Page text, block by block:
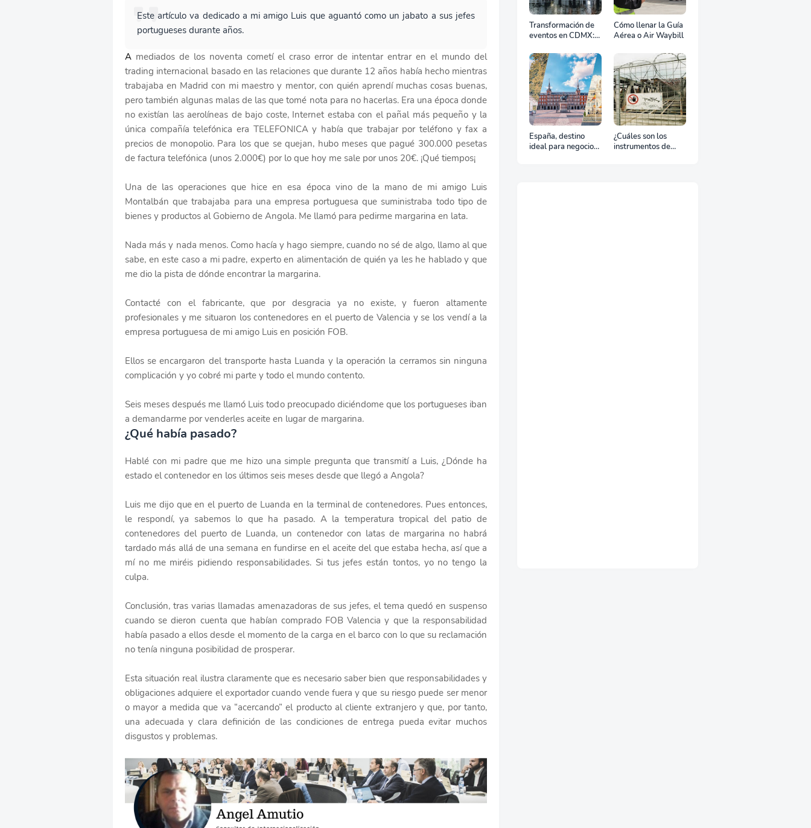
Este artículo va dedicado a mi amigo Luis que aguantó como un jabato a sus jefes
portugueses durante años.
A mediados de los noventa cometí el craso error de intentar entrar en el mundo del
trading internacional basado en las relaciones que durante 12 años había hecho mientras
trabajaba en Madrid con mi maestro y mentor, con quién aprendí muchas cosas buenas,
pero también algunas malas de las que tomé nota para no hacerlas. Era una época donde
no existían las aerolíneas de bajo coste, Internet estaba con el pañal más pequeño y la
única compañía telefónica era TELEFONICA y había que trabajar por teléfono y fax a
precios de monopolio. Para los que se quejan, hubo meses que pagué 300.000 pesetas
de factura telefónica (unos 2.000€) por lo que hoy me sale por unos 20€. ¡Qué tiempos¡
Una de las operaciones que hice en esa época vino de la mano de mi amigo Luis
Montalbán que trabajaba para una empresa portuguesa que suministraba todo tipo de
bienes y productos al Gobierno de Angola. Me llamó para pedirme margarina en lata.
Nada más y nada menos. Como hacía y hago siempre, cuando no sé de algo, llamo al que
sabe, en este caso a mi padre, experto en alimentación de quién ya les he hablado y que
me dio la pista de dónde encontrar la margarina.
Contacté con el fabricante, que por desgracia ya no existe, y fueron altamente
profesionales y me situaron los contenedores en el puerto de Valencia y se los vendí a la
empresa portuguesa de mi amigo Luis en posición FOB.
Ellos se encargaron del transporte hasta Luanda y la operación la cerramos sin ninguna
complicación y yo cobré mi parte y todo el mundo contento.
Seis meses después me llamó Luis todo preocupado diciéndome que los portugueses iban
a demandarme por venderles aceite en lugar de margarina.
¿Qué había pasado?
Hablé con mi padre que me hizo una simple pregunta que transmití a Luis, ¿Dónde ha
estado el contenedor en los últimos seis meses desde que llegó a Angola?
Luis me dijo que en el puerto de Luanda en la terminal de contenedores. Pues entonces,
le respondí, ya sabemos lo que ha pasado. A la temperatura tropical del patio de
contenedores del puerto de Luanda, un contenedor con latas de margarina no habrá
tardado más allá de una semana en fundirse en el aceite del que estaba hecha, así que a
mí no me miréis pidiendo responsabilidades. Si tus jefes están tontos, yo no tengo la
culpa.
Conclusión, tras varias llamadas amenazadoras de sus jefes, el tema quedó en suspenso
cuando se dieron cuenta que habían comprado FOB Valencia y que la responsabilidad
había pasado a ellos desde el momento de la carga en el barco con lo que su reclamación
no tenía ninguna posibilidad de prosperar.
Esta situación real ilustra claramente que es necesario saber bien que responsabilidades y
obligaciones adquiere el exportador cuando vende fuera y que su riesgo puede ser menor
o mayor a medida que va “acercando” el producto al cliente extranjero y que, por tanto,
una adecuada y clara definición de las condiciones de entrega pueda evitar muchos
disgustos y problemas.
Transformación de
eventos en CDMX:
profesional de
equipos define el
éxito de tu
celebración
Cómo llenar la Guía
Aérea o Air Waybill
España, destino
ideal para negocios
¿Cuáles son los
instrumentos de